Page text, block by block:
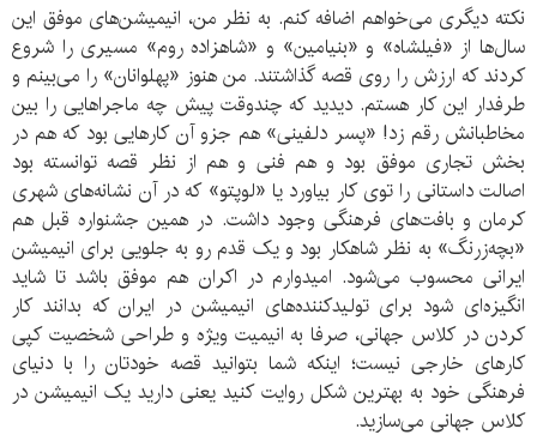
نکته دیگری می‌خواهم اضافه کنم. به نظر من، انیمیشن‌های موفق این
سال‌ها از «فیلشاه» و «بنیامین» و «شاهزاده روم» مسیری را شروع
کردند که ارزش را روی قصه گذاشتند. من هنوز «پهلوانان» را می‌بینم و
طرفدار این کار هستم. دیدید که چندوقت پیش چه ماجراهایی را بین
مخاطبانش رقم زد! «پسر دلفینی» هم جزو آن کارهایی بود که هم در
بخش تجاری موفق بود و هم فنی و هم از نظر قصه توانسته بود
اصالت داستانی را توی کار بیاورد یا «لوپتو» که در آن نشانه‌های شهری
کرمان و بافت‌های فرهنگی وجود داشت. در همین جشنواره قبل هم
«بچه‌زرنگ» به نظر شاهکار بود و یک قدم رو به جلویی برای انیمیشن
ایرانی محسوب می‌شود. امیدوارم در اکران هم موفق باشد تا شاید
انگیزه‌ای شود برای تولیدکننده‌های انیمیشن در ایران که بدانند کار
کردن در کلاس جهانی، صرفا به انیمیت ویژه و طراحی شخصیت کپی
کارهای خارجی نیست؛ اینکه شما بتوانید قصه خودتان را با دنیای
فرهنگی خود به بهترین شکل روایت کنید یعنی دارید یک انیمیشن در
کلاس جهانی می‌سازید.